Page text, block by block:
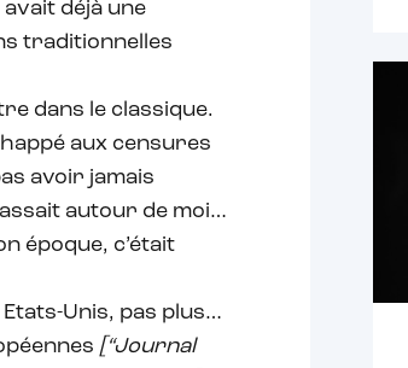
déjà une
traditionnelles
dans le classique.
aux censures
avoir jamais
autour de moi…
époque, c’était
Etats-Unis, pas plus…
[“Journal